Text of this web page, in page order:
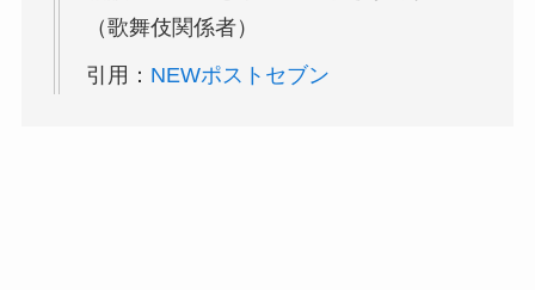
（歌舞伎関係者）
引用： NEWポストセブン